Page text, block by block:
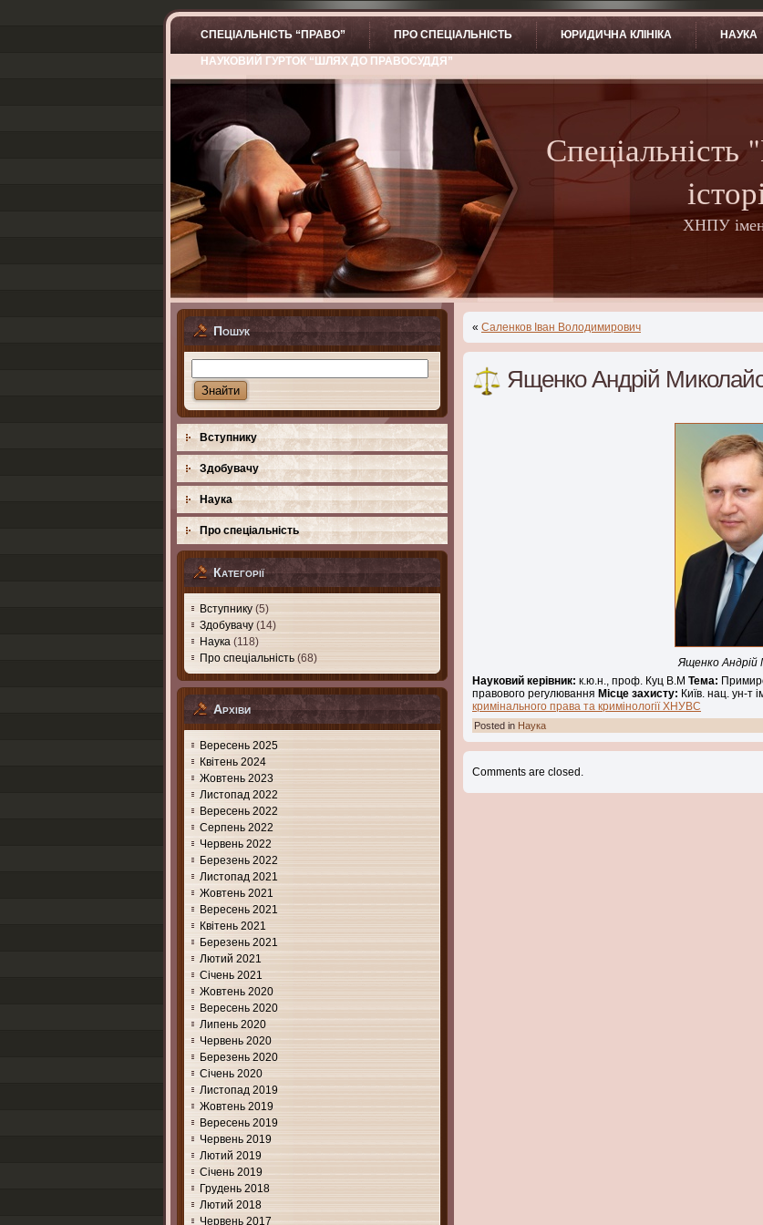
СПЕЦІАЛЬНІСТЬ “ПРАВО” ПРО СПЕЦІАЛЬНІСТЬ ЮРИДИЧНА КЛІНІКА НАУКА
НАУКОВИЙ ГУРТОК “ШЛЯХ ДО ПРАВОСУДДЯ”
Спеціальність
ХНПУ
Пошук
Вступнику
Здобувачу
Наука
Про спеціальність
Категорії
Вступнику (5)
Здобувачу (14)
Наука (118)
Про спеціальність (68)
Архіви
Вересень 2025
Квітень 2024
Жовтень 2023
Листопад 2022
Вересень 2022
Серпень 2022
Червень 2022
Березень 2022
Листопад 2021
Жовтень 2021
Вересень 2021
Квітень 2021
Березень 2021
Лютий 2021
Січень 2021
Жовтень 2020
Вересень 2020
Липень 2020
Червень 2020
Березень 2020
Січень 2020
Листопад 2019
Жовтень 2019
Вересень 2019
Червень 2019
Лютий 2019
Січень 2019
Грудень 2018
Лютий 2018
Червень 2017
« Саленков Іван Володимирович
Ященко Андрій
Ященко Андрій
Науковий керівник: к.ю.н., проф. Куц В.М Тема:
правового регулювання Місце захисту: Київ. нац. ун-т
кримінального права та кримінології ХНУВС
Posted in Наука
Comments are closed.